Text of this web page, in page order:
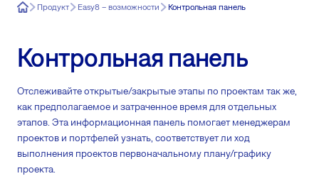
Easy8Продукт Easy8 – возможности Контрольная панель
Контрольная панель
Отслеживайте открытые/закрытые этапы по проектам так же,
как предполагаемое и затраченное время для отдельных
этапов. Эта информационная панель помогает менеджерам
проектов и портфелей узнать, соответствует ли ход
выполнения проектов первоначальному плану/графику
проекта.